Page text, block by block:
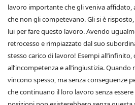
lavoro importante che gli veniva affidato,
che non gli competevano. Gli si è
lui per fare questo lavoro. Avendo
retrocesso e rimpiazzato dal suo
stesso carico di lavoro! Esempi
all’incompetenza e all’ingiustizia.
vincono spesso, ma senza conseguenze
che continuano il loro lavoro senza